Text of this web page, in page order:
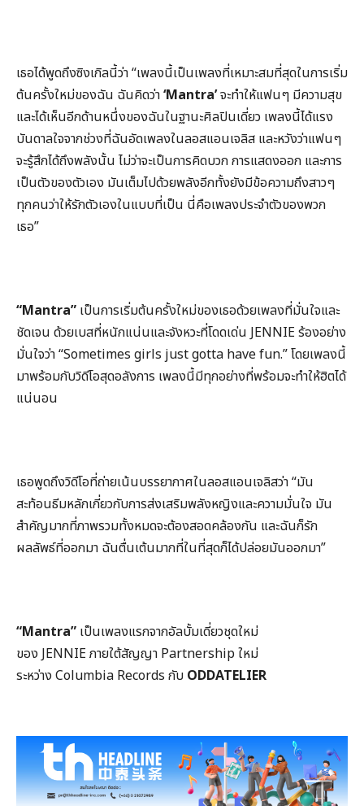
เธอได้พูดถึงซิงเกิลนี้ว่า “เพลงนี้เป็นเพลงที่เหมาะสมที่สุดในการเริ่ม
ต้นครั้งใหม่ของฉัน ฉันคิดว่า‘Mantra’จะทำให้แฟนๆ มีความสุข
และได้เห็นอีกด้านหนึ่งของฉันในฐานะศิลปินเดี่ยว เพลงนี้ได้แรง
บันดาลใจจากช่วงที่ฉันอัดเพลงในลอสแอนเจลิส และหวังว่าแฟนๆ
จะรู้สึกได้ถึงพลังนั้น ไม่ว่าจะเป็นการคิดบวก การแสดงออก และการ
เป็นตัวของตัวเอง มันเต็มไปด้วยพลังอีกทั้งยังมีข้อความถึงสาวๆ
ทุกคนว่าให้รักตัวเองในแบบที่เป็น นี่คือเพลงประจำตัวของพวก
เธอ”
“Mantra” เป็นการเริ่มต้นครั้งใหม่ของเธอด้วยเพลงที่มั่นใจและ
ชัดเจน ด้วยเบสที่หนักแน่นและจังหวะที่โดดเด่น JENNIE ร้องอย่าง
มั่นใจว่า “Sometimes girls just gotta have fun.” โดยเพลงนี้
มาพร้อมกับวิดีโอสุดอลังการ เพลงนี้มีทุกอย่างที่พร้อมจะทำให้ฮิตได้
แน่นอน
เธอพูดถึงวิดีโอที่ถ่ายเน้นบรรยากาศในลอสแอนเจลิสว่า “มัน
สะท้อนธีมหลักเกี่ยวกับการส่งเสริมพลังหญิงและความมั่นใจ มัน
สำคัญมากที่ภาพรวมทั้งหมดจะต้องสอดคล้องกัน และฉันก็รัก
ผลลัพธ์ที่ออกมา ฉันตื่นเต้นมากที่ในที่สุดก็ได้ปล่อยมันออกมา”
“Mantra” เป็นเพลงแรกจากอัลบั้มเดี่ยวชุดใหม่
ของ JENNIE ภายใต้สัญญา Partnership ใหม่
ระหว่าง Columbia Records กับ ODDATELIER